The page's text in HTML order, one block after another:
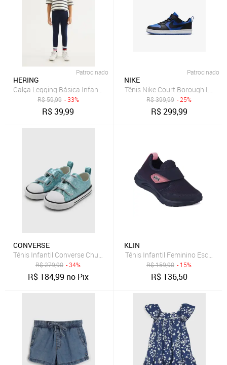
Patrocinado
HERING
Calça Legging Básica Infantil Menina Tradicional Hering
R$59,99 - 33%
R$39,99
Patrocinado
NIKE
Tênis Nike Court Borough Low
R$399,99 - 25%
R$299,99
CONVERSE
Tênis Infantil Converse Chuck Taylor All S Azul
R$279,90 - 34%
R$ 184,99 no Pix
KLIN
Tênis Infantil Feminino Escolar
R$159,90 - 15%
R$ 136,50